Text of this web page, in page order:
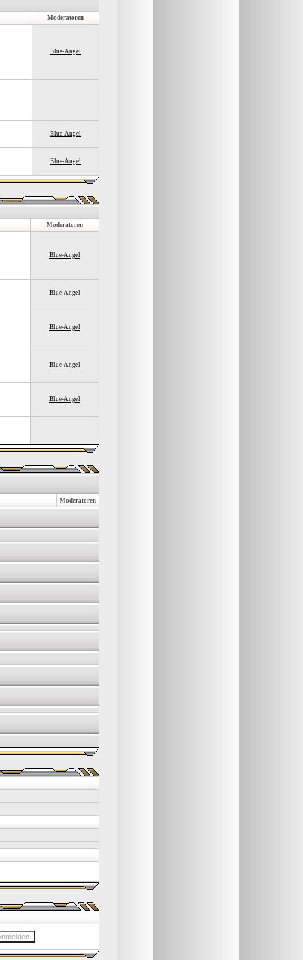
Moderatoren
Blue-Angel
Blue-Angel
Blue-Angel
Moderatoren
Blue-Angel
Blue-Angel
Blue-Angel
Blue-Angel
Blue-Angel
Moderatoren